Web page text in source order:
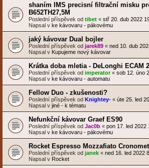
shaním IMS precisní filtrační misku
B652TH27,5M
Poslední příspěvek od tibet « stř 20. dub 2022
Napsal v ke kávovaru - pákovému
jaký kávovar Dual bojler
Poslední příspěvek od jarek89 « ned 10. dub
Napsal v Kupujeme nový kávovar
Krátka doba mletia - DeLonghi ECAM
Poslední příspěvek od imperator« sob 12. úno
Napsal v ke kávovaru - automatu
Fellow Duo - zkušenosti?
Poslední příspěvek od Knightey- « úte 25. led
Napsal v jiné - k tématu
Nefunkční kávovar Graef ES90
Poslední příspěvek od Jac0b « pon 17. led 2022
Napsal v ke kávovaru - pákovému
Rocket Espresso Mozzafiato
Poslední příspěvek od janek « ned 16. led 2022
Napsal v Rocket